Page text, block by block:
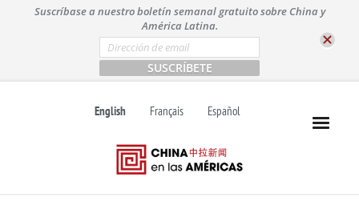
t
Suscríbase a nuestro boletín semanal gratuito sobre China y
América Latina.
E
m
a
i
*
English Français Español